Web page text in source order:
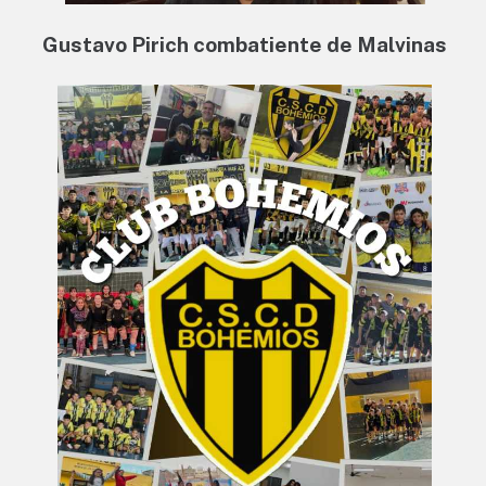
Gustavo Pirich combatiente de Malvinas